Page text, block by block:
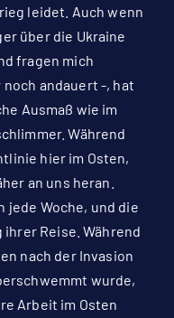
leidet. Auch wenn
über die Ukraine
fragen mich
noch andauert -, hat
Ausmaß wie im
Während
hier im Osten,
an uns heran.
jede Woche, und die
Reise. Während
nach der Invasion
wurde,
Arbeit im Osten